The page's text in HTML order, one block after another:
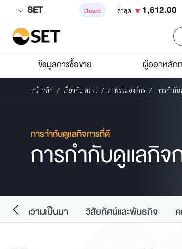
SET Closed ล่าสุด 1,612.00
ข้อมูลการซื้อขาย ผู้ออกหลัก
หน้าหลัก เกี่ยวกับ ตลท. ภาพรวมองค์กร การกำกั
การกำกับดูแลกิจการที่ดี
การกำกับดูแลกิจ
ความเป็นมา วิสัยทัศน์และพันธกิจ